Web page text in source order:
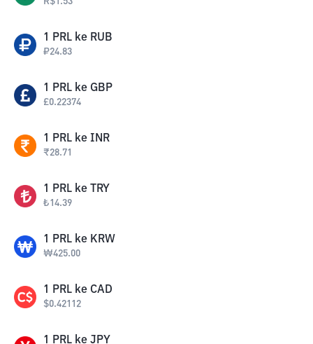
1 PRL ke RUB
₽24.83
1 PRL ke GBP
£0.22374
1 PRL ke INR
₹28.71
1 PRL ke TRY
₺14.39
1 PRL ke KRW
₩425.00
1 PRL ke CAD
$0.42112
1 PRL ke JPY